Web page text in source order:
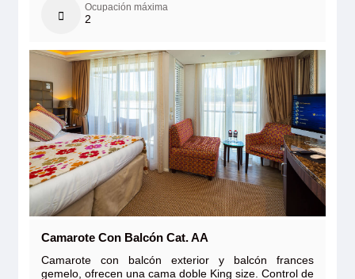
Ocupación máxima
2
Camarote Con Balcón Cat. AA
Camarote con balcón exterior y balcón frances
gemelo, ofrecen una cama doble King size. Control de